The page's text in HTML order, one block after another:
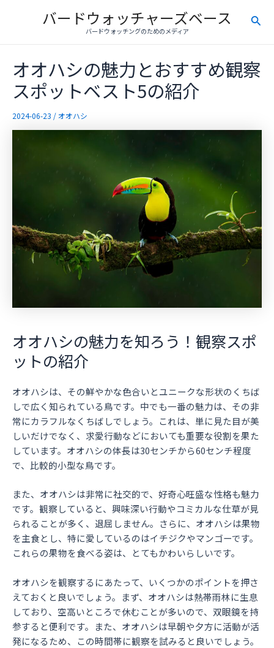
バードウォッチャーズベース
バードウォッチングのためのメディア
検
オオハシの魅力とおすすめ観察
スポットベスト5の紹介
2024-06-23 /オオハシ
オオハシの魅力を知ろう！観察スポ
ットの紹介
オオハシは、その鮮やかな色合いとユニークな形状のくちば
しで広く知られている鳥です。中でも一番の魅力は、その非
常にカラフルなくちばしでしょう。これは、単に見た目が美
しいだけでなく、求愛行動などにおいても重要な役割を果た
しています。オオハシの体長は30センチから60センチ程度
で、比較的小型な鳥です。
また、オオハシは非常に社交的で、好奇心旺盛な性格も魅力
です。観察していると、興味深い行動やコミカルな仕草が見
られることが多く、退屈しません。さらに、オオハシは果物
を主食とし、特に愛しているのはイチジクやマンゴーです。
これらの果物を食べる姿は、とてもかわいらしいです。
オオハシを観察するにあたって、いくつかのポイントを押さ
えておくと良いでしょう。まず、オオハシは熱帯雨林に生息
しており、空高いところで休むことが多いので、双眼鏡を持
参すると便利です。また、オオハシは早朝や夕方に活動が活
発になるため、この時間帯に観察を試みると良いでしょう。